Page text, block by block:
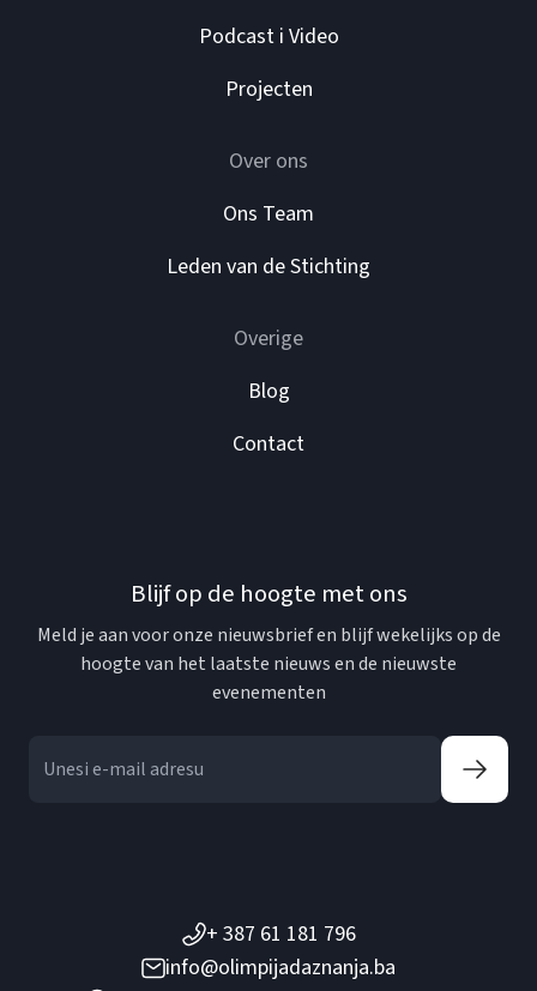
Podcast i Video
Projecten
Over ons
Ons Team
Leden van de Stichting
Overige
Blog
Contact
Blijf op de hoogte met ons
Meld je aan voor onze nieuwsbrief en blijf wekelijks op de
hoogte van het laatste nieuws en de nieuwste
evenementen
+ 387 61 181 796
info@olimpijadaznanja.ba